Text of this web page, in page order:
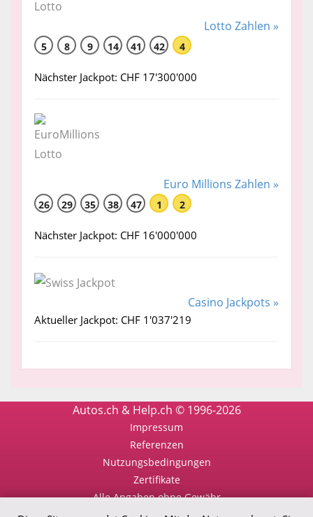
Lotto Zahlen »
5 8 9 14 41 42 4
Nächster Jackpot: CHF 17'300'000
Euro Millions Zahlen »
26 29 35 38 47 1 2
Nächster Jackpot: CHF 16'000'000
Casino Jackpots »
Aktueller Jackpot: CHF 1'037'219
Autos.ch & Help.ch © 1996-2026
Impressum
Referenzen
Nutzungsbedingungen
Zertifikate
Alle Angaben ohne Gewähr